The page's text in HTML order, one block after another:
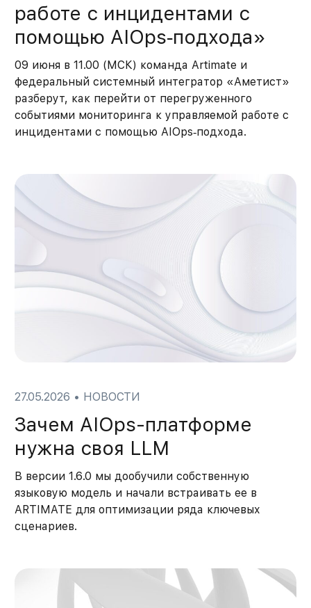
работе с инцидентами с
помощью AIOps‑подхода»
09 июня в 11.00 (МСК) команда Artimate и
федеральный системный интегратор «Аметист»
разберут, как перейти от перегруженного
событиями мониторинга к управляемой работе с
инцидентами с помощью AIOps‑подхода.
27.05.2026 • НОВОСТИ
Зачем AIOps-платформе
нужна своя LLM
В версии 1.6.0 мы дообучили собственную
языковую модель и начали встраивать ее в
ARTIMATE для оптимизации ряда ключевых
сценариев.